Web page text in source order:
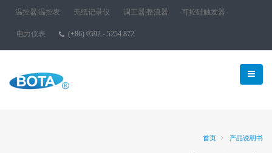
温控器|温控表 无纸记录仪 调工器|整流器 可控硅触发器
电力仪表 (+86) 0592 - 5254 872
首页 产品说明书